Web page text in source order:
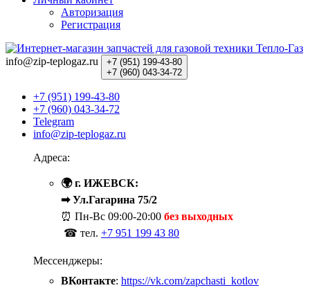
Авторизация
Регистрация
info@zip-teplogaz.ru +7 (951) 199-43-80
+7 (960) 043-34-72
+7 (951) 199-43-80
+7 (960) 043-34-72
Telegram
info@zip-teplogaz.ru
Адреса:
🌍 г. ИЖЕВСК:
➡ Ул.Гагарина 75/2
⏰ Пн-Вс 09:00-20:00 без выходных
☎ тел. +7 951 199 43 80
Мессенджеры:
ВКонтакте: https://vk.com/zapchasti_kotlov